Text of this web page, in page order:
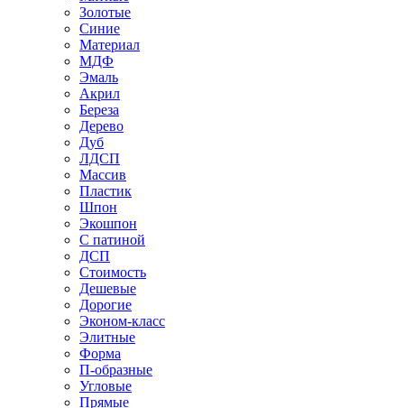
Золотые
Синие
Материал
МДФ
Эмаль
Акрил
Береза
Дерево
Дуб
ЛДСП
Массив
Пластик
Шпон
Экошпон
С патиной
ДСП
Стоимость
Дешевые
Дорогие
Эконом-класс
Элитные
Форма
П-образные
Угловые
Прямые